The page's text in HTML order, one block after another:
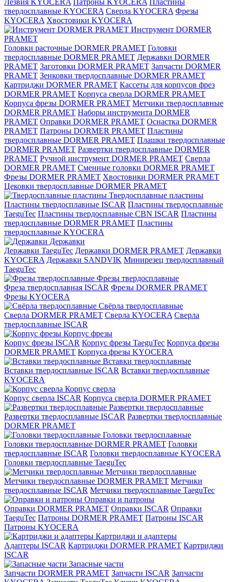
Лезвия KYOCERA Патроны KYOCERA
Пластины
твердосплавные KYOCERA Сверла KYOCERA Фрезы
KYOCERA Хвостовики KYOCERA
Инструмент DORMER
PRAMET
Головки расточные DORMER PRAMET Головки
твердосплавные DORMER PRAMET Державки DORMER
PRAMET Заготовки DORMER PRAMET Запчасти DORMER
PRAMET Зенковки твердосплавные DORMER PRAMET
Картриджи DORMER PRAMET Кассеты для корпусов фрез
DORMER PRAMET Корпуса сверла DORMER PRAMET
Корпуса фрезы DORMER PRAMET Метчики твердосплавные
DORMER PRAMET Наборы инструмента DORMER
PRAMET Оправки DORMER PRAMET Оснастка DORMER
PRAMET Патроны DORMER PRAMET Пластины
твердосплавные DORMER PRAMET Плашки твердосплавные
DORMER PRAMET Развертки твердосплавные DORMER
PRAMET Ручной инструмент DORMER PRAMET Сверла
DORMER PRAMET Сменные головки DORMER PRAMET
Фрезы DORMER PRAMET Хвостовики DORMER PRAMET
Цековки твердосплавные DORMER PRAMET
Твердосплавные пластины
Пластины твердосплавные ISCAR Пластины твердосплавные
TaeguTec Пластины твердосплавные CBN ISCAR Пластины
твердосплавные DORMER PRAMET Пластины
твердосплавные KYOCERA
Державки
Державки TaeguTec Державки DORMER PRAMET Державки
KYOCERA Державки SANDVIK Минирезец твердосплавный
TaeguTec
Фрезы твердосплавные
Фреза твердосплавная ISCAR Фрезы DORMER PRAMET
Фрезы KYOCERA
Свёрла твердосплавные
Сверла DORMER PRAMET Сверла KYOCERA Сверла
твердосплавные ISCAR
Корпус фрезы
Корпус фрезы ISCAR Корпус фрезы TaeguTec Корпуса фрезы
DORMER PRAMET Корпуса фрезы KYOCERA
Вставки твердосплавные
Вставки твердосплавные ISCAR Вставки твердосплавные
KYOCERA
Корпус сверла
Корпус сверла ISCAR Корпуса сверла DORMER PRAMET
Развертки твердосплавные
Развертки твердосплавные ISCAR Развертки твердосплавные
DORMER PRAMET
Головки твердосплавные
Головки твердосплавные DORMER PRAMET Головки
твердосплавные ISCAR Головки твердосплавные KYOCERA
Головки твердосплавные TaeguTec
Метчики твердосплавные
Метчики твердосплавные DORMER PRAMET Метчики
твердосплавные ISCAR Метчики твердосплавные TaeguTec
Оправки и патроны
Оправки DORMER PRAMET Оправки ISCAR Оправки
TaeguTec Патроны DORMER PRAMET Патроны ISCAR
Патроны KYOCERA
Картриджи и адаптеры
Адаптеры ISCAR Картриджи DORMER PRAMET Картриджи
ISCAR
Запасные части
Запчасти DORMER PRAMET Запчасти ISCAR Запчасти